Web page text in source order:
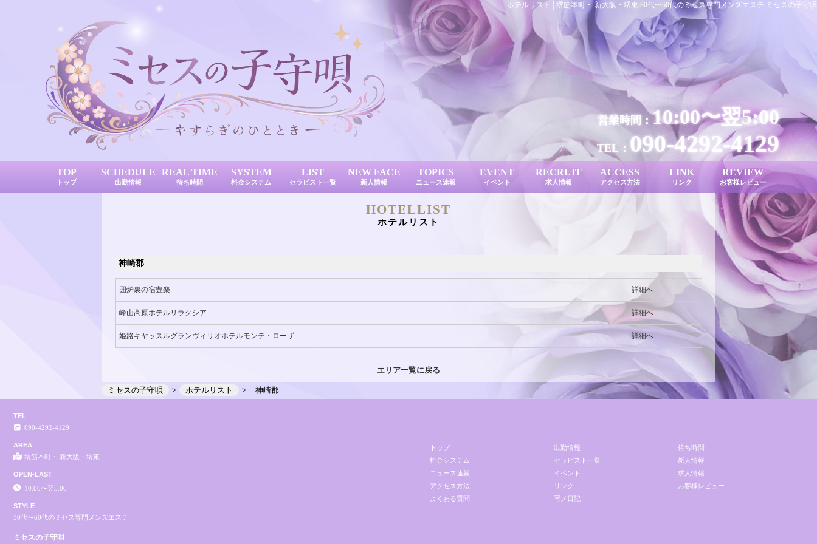
ホテルリスト│堺筋本町・ 新大阪・堺東 30代〜60代のミセス専門メンズエステ ミセスの子守唄
営業時間： 10:00〜翌5:00
TEL： 090-4292-4129
TOP
トップ
SCHEDULE
出勤情報
REAL TIME
待ち時間
SYSTEM
料金システム
LIST
セラピスト一覧
NEW FACE
新人情報
TOPICS
ニュース速報
EVENT
イベント
RECRUIT
求人情報
ACCESS
アクセス方法
LINK
リンク
REVIEW
お客様レビュー
HOTELLIST
ホテルリスト
神崎郡
囲炉裏の宿豊楽 詳細へ
峰山高原ホテルリラクシア 詳細へ
姫路キヤッスルグランヴィリオホテルモンテ・ローザ 詳細へ
エリア一覧に戻る
ミセスの子守唄 ホテルリスト 神崎郡
TEL
090-4292-4129
AREA
堺筋本町・ 新大阪・堺東
OPEN-LAST
10:00〜翌5:00
STYLE
30代〜60代のミセス専門メンズエステ
ミセスの子守唄
トップ 出勤情報
待ち時間
料金システム
セラピスト一覧
新人情報
ニュース速報
イベント
求人情報
アクセス方法
リンク
お客様レビュー
よくある質問
写メ日記